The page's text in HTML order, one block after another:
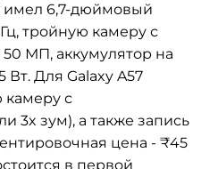
имел 6,7-дюймовый
тройную камеру с
МП, аккумулятор на
Для Galaxy A57
с
3x зум), а также запись
цена - ₹45
в первой